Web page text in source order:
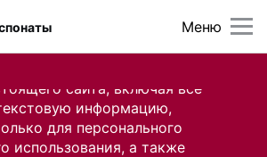
сайта, включая все
информацию,
для персонального
использования, а также
Меню